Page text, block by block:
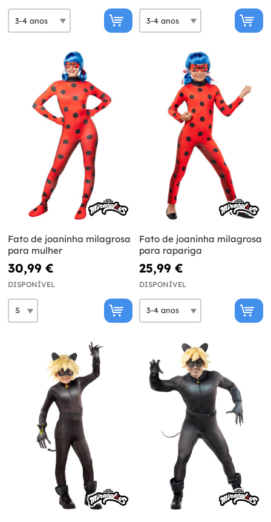
Fato de joaninha milagrosa
para mulher
30,99 €
DISPONÍVEL
Fato de joaninha milagrosa
para rapariga
25,99 €
DISPONÍVEL